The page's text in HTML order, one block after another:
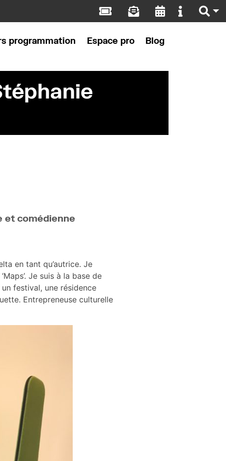
programmation Espace pro Blog
et comédienne
en tant qu’autrice. Je
Je suis à la base de
festival, une résidence
Entrepreneuse culturelle